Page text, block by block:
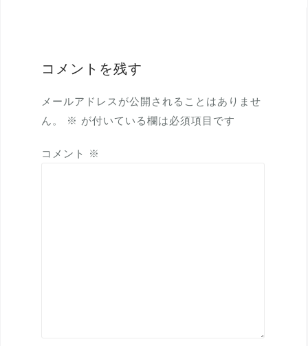
コメントを残す
メールアドレスが公開されることはありませ
ん。
※ が付いている欄は必須項目です
コメント ※